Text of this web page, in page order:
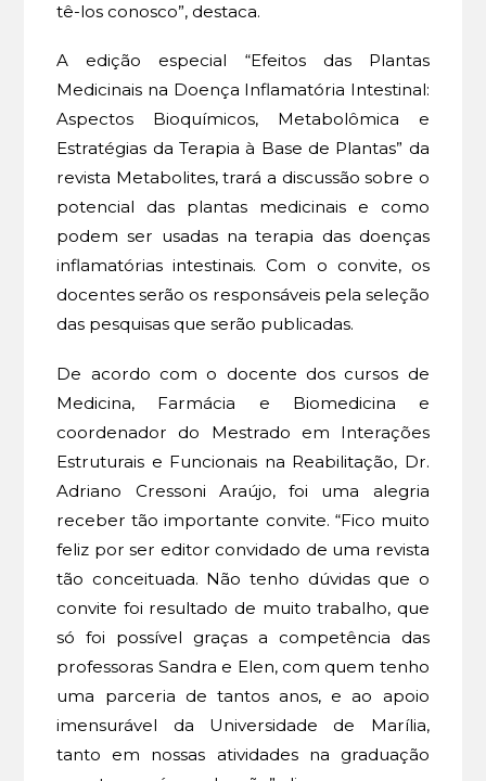
tê-los conosco”, destaca.
A edição especial “Efeitos das Plantas
Medicinais na Doença Inflamatória Intestinal:
Aspectos Bioquímicos, Metabolômica e
Estratégias da Terapia à Base de Plantas” da
revista Metabolites, trará a discussão sobre o
potencial das plantas medicinais e como
podem ser usadas na terapia das doenças
inflamatórias intestinais. Com o convite, os
docentes serão os responsáveis pela seleção
das pesquisas que serão publicadas.
De acordo com o docente dos cursos de
Medicina, Farmácia e Biomedicina e
coordenador do Mestrado em Interações
Estruturais e Funcionais na Reabilitação, Dr.
Adriano Cressoni Araújo, foi uma alegria
receber tão importante convite. “Fico muito
feliz por ser editor convidado de uma revista
tão conceituada. Não tenho dúvidas que o
convite foi resultado de muito trabalho, que
só foi possível graças a competência das
professoras Sandra e Elen, com quem tenho
uma parceria de tantos anos, e ao apoio
imensurável da Universidade de Marília,
tanto em nossas atividades na graduação